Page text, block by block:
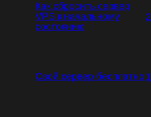
Как сбросить сервер
VPS к начальному
состоянию
Свой сервер бесплатно